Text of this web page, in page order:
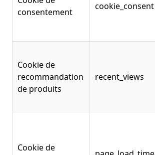
consentement
cookie_consent
Cookie de
recommandation
de produits
recent_views
Cookie de